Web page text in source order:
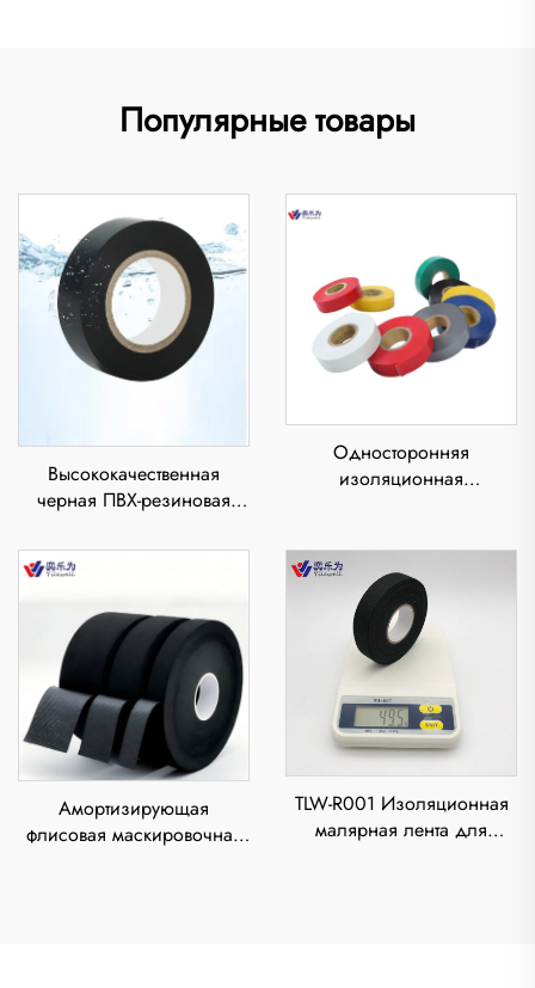
Популярные товары
Высококачественная
черная ПВХ-резиновая
односторонняя,
водонепроницаемая,
изоляционная
электролента, наклейка с
клеем для
Односторонняя
изоляционная
клеевом слое,
термостойкая,
водонепроницаемая,
толщиной 0,11 мм,
клейкая наклейка
Амортизирующая
флисовая маскировочная
TLW-R001 Изоляционная
малярная лента для